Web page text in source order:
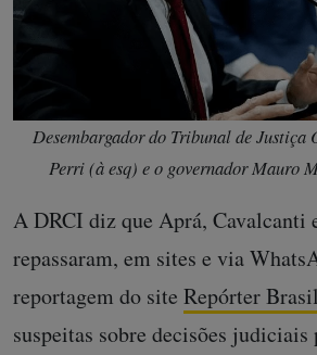
Desembargador do Tribunal de Justiça
Perri (à esq) e o governador Mauro
A DRCI diz que Aprá, Cavalcanti
repassaram, em sites e via
reportagem do site Repórter Brasil
suspeitas sobre decisões